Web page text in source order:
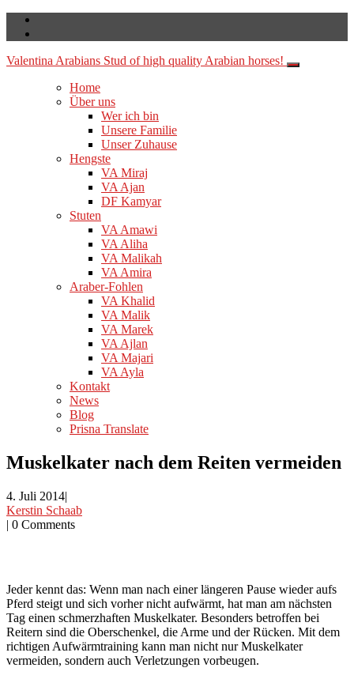
Valentina Arabians Stud of high quality Arabian horses!
Home
Über uns
Wer ich bin
Unsere Familie
Unser Zuhause
Hengste
VA Miraj
VA Ajan
DF Kamyar
Stuten
VA Amawi
VA Aliha
VA Malikah
VA Amira
Araber-Fohlen
VA Khalid
VA Malik
VA Marek
VA Ajlan
VA Majari
VA Ayla
Kontakt
News
Blog
Prisna Translate
Muskelkater nach dem Reiten vermeiden
4. Juli 2014|
Kerstin Schaab
| 0 Comments
Jeder kennt das: Wenn man nach einer längeren Pause wieder aufs
Pferd steigt und sich vorher nicht aufwärmt, hat man am nächsten
Tag einen schmerzhaften Muskelkater. Besonders betroffen bei
Reitern sind die Oberschenkel, die Arme und der Rücken. Mit dem
richtigen Aufwärmtraining kann man nicht nur Muskelkater
vermeiden, sondern auch Verletzungen vorbeugen.